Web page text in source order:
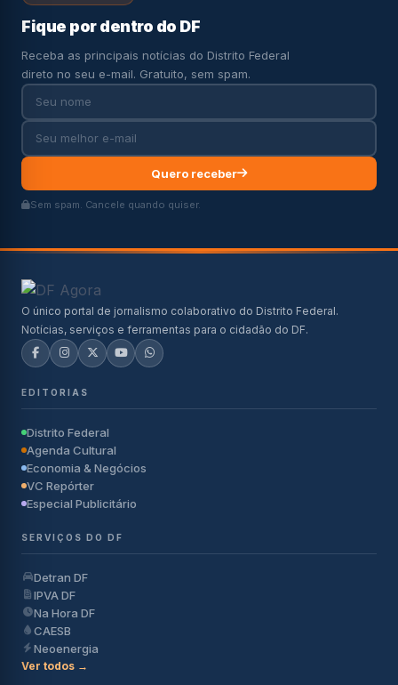
Fique por dentro do DF
Receba as principais notícias do Distrito Federal
direto no seu e-mail. Gratuito, sem spam.
Quero receber
Sem spam. Cancele quando quiser.
O único portal de jornalismo colaborativo do Distrito Federal.
Notícias, serviços e ferramentas para o cidadão do DF.
EDITORIAS
Distrito Federal
Agenda Cultural
Economia & Negócios
VC Repórter
Especial Publicitário
SERVIÇOS DO DF
Detran DF
IPVA DF
Na Hora DF
CAESB
Neoenergia
Ver todos →